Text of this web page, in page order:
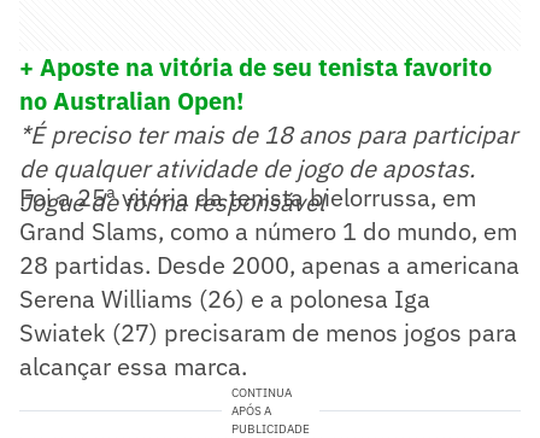
+ Aposte na vitória de seu tenista favorito
no Australian Open!
*É preciso ter mais de 18 anos para participar
de qualquer atividade de jogo de apostas.
Jogue de forma responsável
Foi a 25ª vitória da tenista bielorrussa, em
Grand Slams, como a número 1 do mundo, em
28 partidas. Desde 2000, apenas a americana
Serena Williams (26) e a polonesa Iga
Swiatek (27) precisaram de menos jogos para
alcançar essa marca.
CONTINUA
APÓS A
PUBLICIDADE